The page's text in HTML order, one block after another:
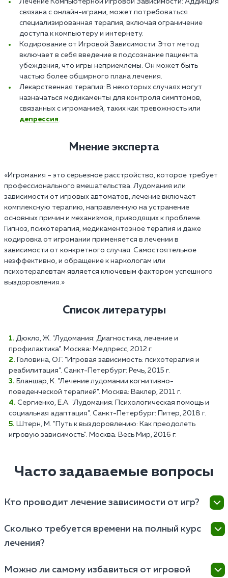
Лечение Компьютерной Игровой Зависимости: Аддикция
связана с онлайн-играми, может потребоваться
специализированная терапия, включая ограничение
доступа к компьютеру и интернету.
Кодирование от Игровой Зависимости: Этот метод
включает в себя введение в подсознание пациента
убеждения, что игры неприемлемы. Он может быть
частью более обширного плана лечения.
Лекарственная терапия: В некоторых случаях могут
назначаться медикаменты для контроля симптомов,
связанных с игроманией, таких как тревожность или
депрессия.
Мнение эксперта
«Игромания – это серьезное расстройство, которое требует
профессионального вмешательства. Лудомания или
зависимости от игровых автоматов, лечение включает
комплексную терапию, направленную на устранение
основных причин и механизмов, приводящих к проблеме.
Гипноз, психотерапия, медикаментозное терапия и даже
кодировка от игромании применяется в лечении в
зависимости от конкретного случая. Самостоятельное
неэффективно, и обращение к наркологам или
психотерапевтам является ключевым фактором успешного
выздоровления.»
Список литературы
Дюкло, Ж. "Лудомания: Диагностика, лечение и
профилактика". Москва: Медпресс, 2012 г.
Головина, О.Г. "Игровая зависимость: психотерапия и
реабилитация". Санкт-Петербург: Речь, 2015 г.
Бланшар, К. "Лечение лудомании когнитивно-
поведенческой терапией". Москва: Ваклер, 2011 г.
Сергиенко, Е.А. "Лудомания: Психологическая помощь и
социальная адаптация". Санкт-Петербург: Питер, 2018 г.
Штерн, М. "Путь к выздоровлению: Как преодолеть
игровую зависимость". Москва: Весь Мир, 2016 г.
Часто задаваемые вопросы
Кто проводит лечение зависимости от игр?
имеющие опыт работы с различными формами
поведенческих зависимостей.
Сколько требуется времени на полный курс
лечения?
индивидуальных особенностей пациента, но
Можно ли самому избавиться от игровой